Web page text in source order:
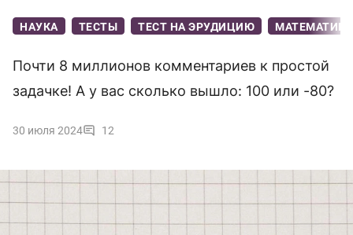
НАУКА ТЕСТЫ ТЕСТ НА ЭРУДИЦИЮ МАТЕМАТИКА
Почти 8 миллионов комментариев к простой
задачке! А у вас сколько вышло: 100 или -80?
30 июля 2024 12